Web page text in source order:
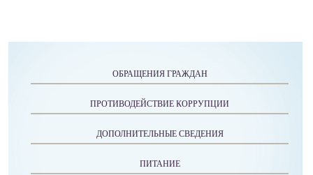
ОБРАЩЕНИЯ ГРАЖДАН
ПРОТИВОДЕЙСТВИЕ КОРРУПЦИИ
ДОПОЛНИТЕЛЬНЫЕ СВЕДЕНИЯ
ПИТАНИЕ